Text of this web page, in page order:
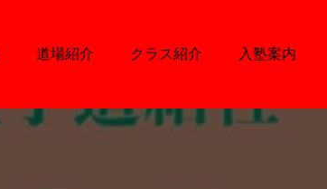
道場紹介 クラス紹介 入塾案内